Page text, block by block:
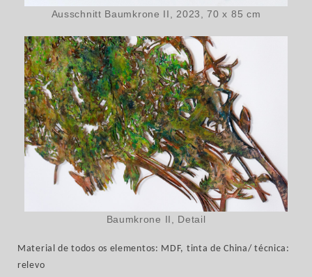
Ausschnitt Baumkrone II, 2023, 70 x 85 cm
Baumkrone II, Detail
Material de todos os elementos: MDF, tinta de China/ técnica:
relevo